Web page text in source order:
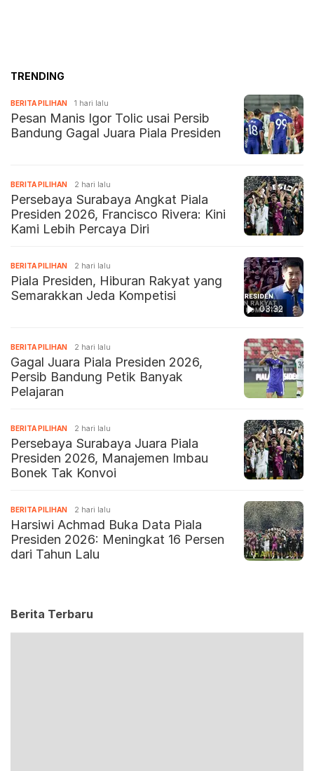
TRENDING
BERITA PILIHAN 1 hari lalu
Pesan Manis Igor Tolic usai Persib
Bandung Gagal Juara Piala Presiden
BERITA PILIHAN 2 hari lalu
Persebaya Surabaya Angkat Piala
Presiden 2026, Francisco Rivera: Kini
Kami Lebih Percaya Diri
03:32
BERITA PILIHAN 2 hari lalu
Piala Presiden, Hiburan Rakyat yang
Semarakkan Jeda Kompetisi
BERITA PILIHAN 2 hari lalu
Gagal Juara Piala Presiden 2026,
Persib Bandung Petik Banyak
Pelajaran
BERITA PILIHAN 2 hari lalu
Persebaya Surabaya Juara Piala
Presiden 2026, Manajemen Imbau
Bonek Tak Konvoi
BERITA PILIHAN 2 hari lalu
Harsiwi Achmad Buka Data Piala
Presiden 2026: Meningkat 16 Persen
dari Tahun Lalu
Berita Terbaru